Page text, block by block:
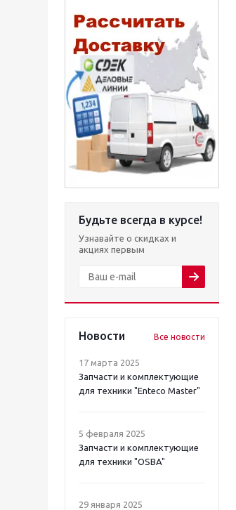
Будьте всегда в курсе!
Узнавайте о скидках и
акциях первым
Новости Все новости
17 марта 2025
Запчасти и комплектующие
для техники "Enteco Master"
5 февраля 2025
Запчасти и комплектующие
для техники "OSBA"
29 января 2025